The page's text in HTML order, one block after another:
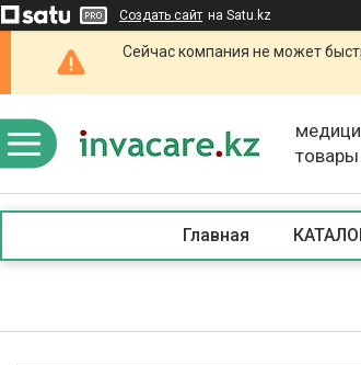
Создать сайт на Satu.kz
Сейчас компания не может
товары
Главная